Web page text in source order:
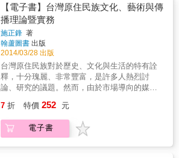
絡下的因果關係。1980年代起，受到國際原住
民族運動的影響，台灣原住民族展開權利保障
運動，以正名、還我土地、以及自治權為三大
目標，其中關於原住民族自主的論述，足使社
會大眾重新思考族群與國家的互動模式。
【電子書】台灣原住民族文化、藝術與傳
播理論暨實務
施正鋒 著
翰蘆圖書 出版
2014/03/28 出版
台灣原住民族對於歷史、文化與生活的特有詮
釋，十分瑰麗、非常豐富，是許多人熱烈討
論、研究的議題。然而，由於市場導向的媒體
族的許多議題不斷被消音，很難有相對等的自
主性發言空間，而且常在主流媒體的報導裡被
邊緣化。因此，關於「台灣原住民族文化、藝
7 折 特價 252 元
電子書